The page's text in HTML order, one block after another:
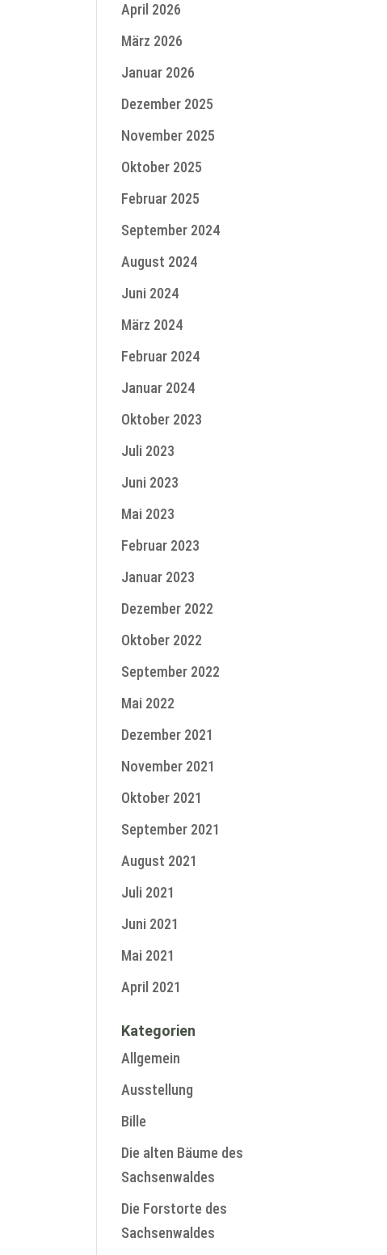
April 2026
März 2026
Januar 2026
Dezember 2025
November 2025
Oktober 2025
Februar 2025
September 2024
August 2024
Juni 2024
März 2024
Februar 2024
Januar 2024
Oktober 2023
Juli 2023
Juni 2023
Mai 2023
Februar 2023
Januar 2023
Dezember 2022
Oktober 2022
September 2022
Mai 2022
Dezember 2021
November 2021
Oktober 2021
September 2021
August 2021
Juli 2021
Juni 2021
Mai 2021
April 2021
Kategorien
Allgemein
Ausstellung
Bille
Die alten Bäume des
Sachsenwaldes
Die Forstorte des
Sachsenwaldes